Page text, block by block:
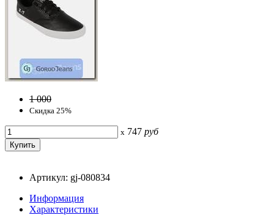
1 000
Скидка 25%
x 747 руб
Артикул: gj-080834
Информация
Характеристики